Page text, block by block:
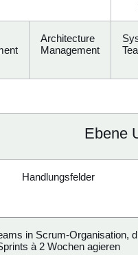
Architecture
Management
Ebene
Handlungsfelder
in Scrum-Organisation,
à 2 Wochen agieren